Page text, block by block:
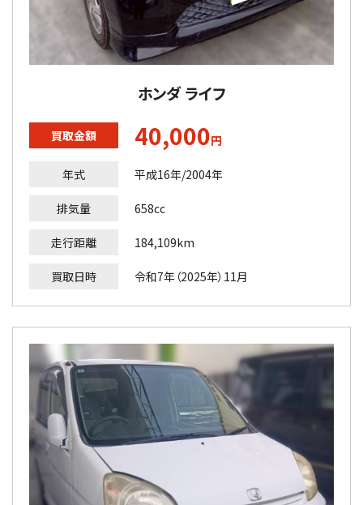
ホンダ ライフ
買取金額 40,000円
年式 平成16年/2004年
排気量 658cc
走行距離 184,109km
買取日時 令和7年（2025年）11月